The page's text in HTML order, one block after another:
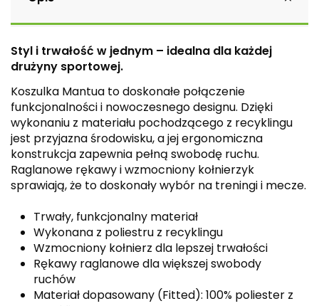
Styl i trwałość w jednym – idealna dla każdej
drużyny sportowej.
Koszulka Mantua to doskonałe połączenie
funkcjonalności i nowoczesnego designu. Dzięki
wykonaniu z materiału pochodzącego z recyklingu
jest przyjazna środowisku, a jej ergonomiczna
konstrukcja zapewnia pełną swobodę ruchu.
Raglanowe rękawy i wzmocniony kołnierzyk
sprawiają, że to doskonały wybór na treningi i mecze.
Trwały, funkcjonalny materiał
Wykonana z poliestru z recyklingu
Wzmocniony kołnierz dla lepszej trwałości
Rękawy raglanowe dla większej swobody
ruchów
Materiał dopasowany (Fitted): 100% poliester z